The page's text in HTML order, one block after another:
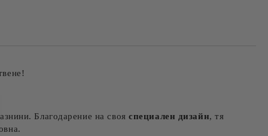
Благодарение на свояспециален дизайн, тя